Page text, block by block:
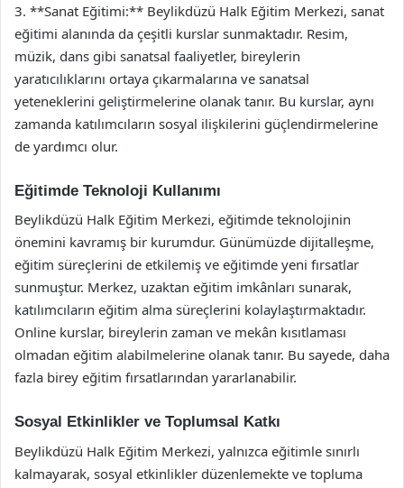
3. **Sanat Eğitimi:** Beylikdüzü Halk Eğitim Merkezi, sanat
eğitimi alanında da çeşitli kurslar sunmaktadır. Resim,
müzik, dans gibi sanatsal faaliyetler, bireylerin
yaratıcılıklarını ortaya çıkarmalarına ve sanatsal
yeteneklerini geliştirmelerine olanak tanır. Bu kurslar, aynı
zamanda katılımcıların sosyal ilişkilerini güçlendirmelerine
de yardımcı olur.
Eğitimde Teknoloji Kullanımı
Beylikdüzü Halk Eğitim Merkezi, eğitimde teknolojinin
önemini kavramış bir kurumdur. Günümüzde dijitalleşme,
eğitim süreçlerini de etkilemiş ve eğitimde yeni fırsatlar
sunmuştur. Merkez, uzaktan eğitim imkânları sunarak,
katılımcıların eğitim alma süreçlerini kolaylaştırmaktadır.
Online kurslar, bireylerin zaman ve mekân kısıtlaması
olmadan eğitim alabilmelerine olanak tanır. Bu sayede, daha
fazla birey eğitim fırsatlarından yararlanabilir.
Sosyal Etkinlikler ve Toplumsal Katkı
Beylikdüzü Halk Eğitim Merkezi, yalnızca eğitimle sınırlı
kalmayarak, sosyal etkinlikler düzenlemekte ve topluma